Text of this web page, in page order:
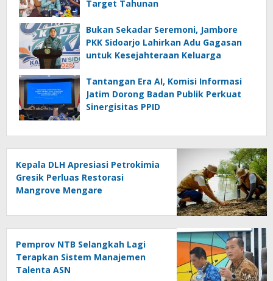
Target Tahunan
Bukan Sekadar Seremoni, Jambore
PKK Sidoarjo Lahirkan Adu Gagasan
untuk Kesejahteraan Keluarga
Tantangan Era AI, Komisi Informasi
Jatim Dorong Badan Publik Perkuat
Sinergisitas PPID
Kepala DLH Apresiasi Petrokimia
Gresik Perluas Restorasi
Mangrove Mengare
Pemprov NTB Selangkah Lagi
Terapkan Sistem Manajemen
Talenta ASN